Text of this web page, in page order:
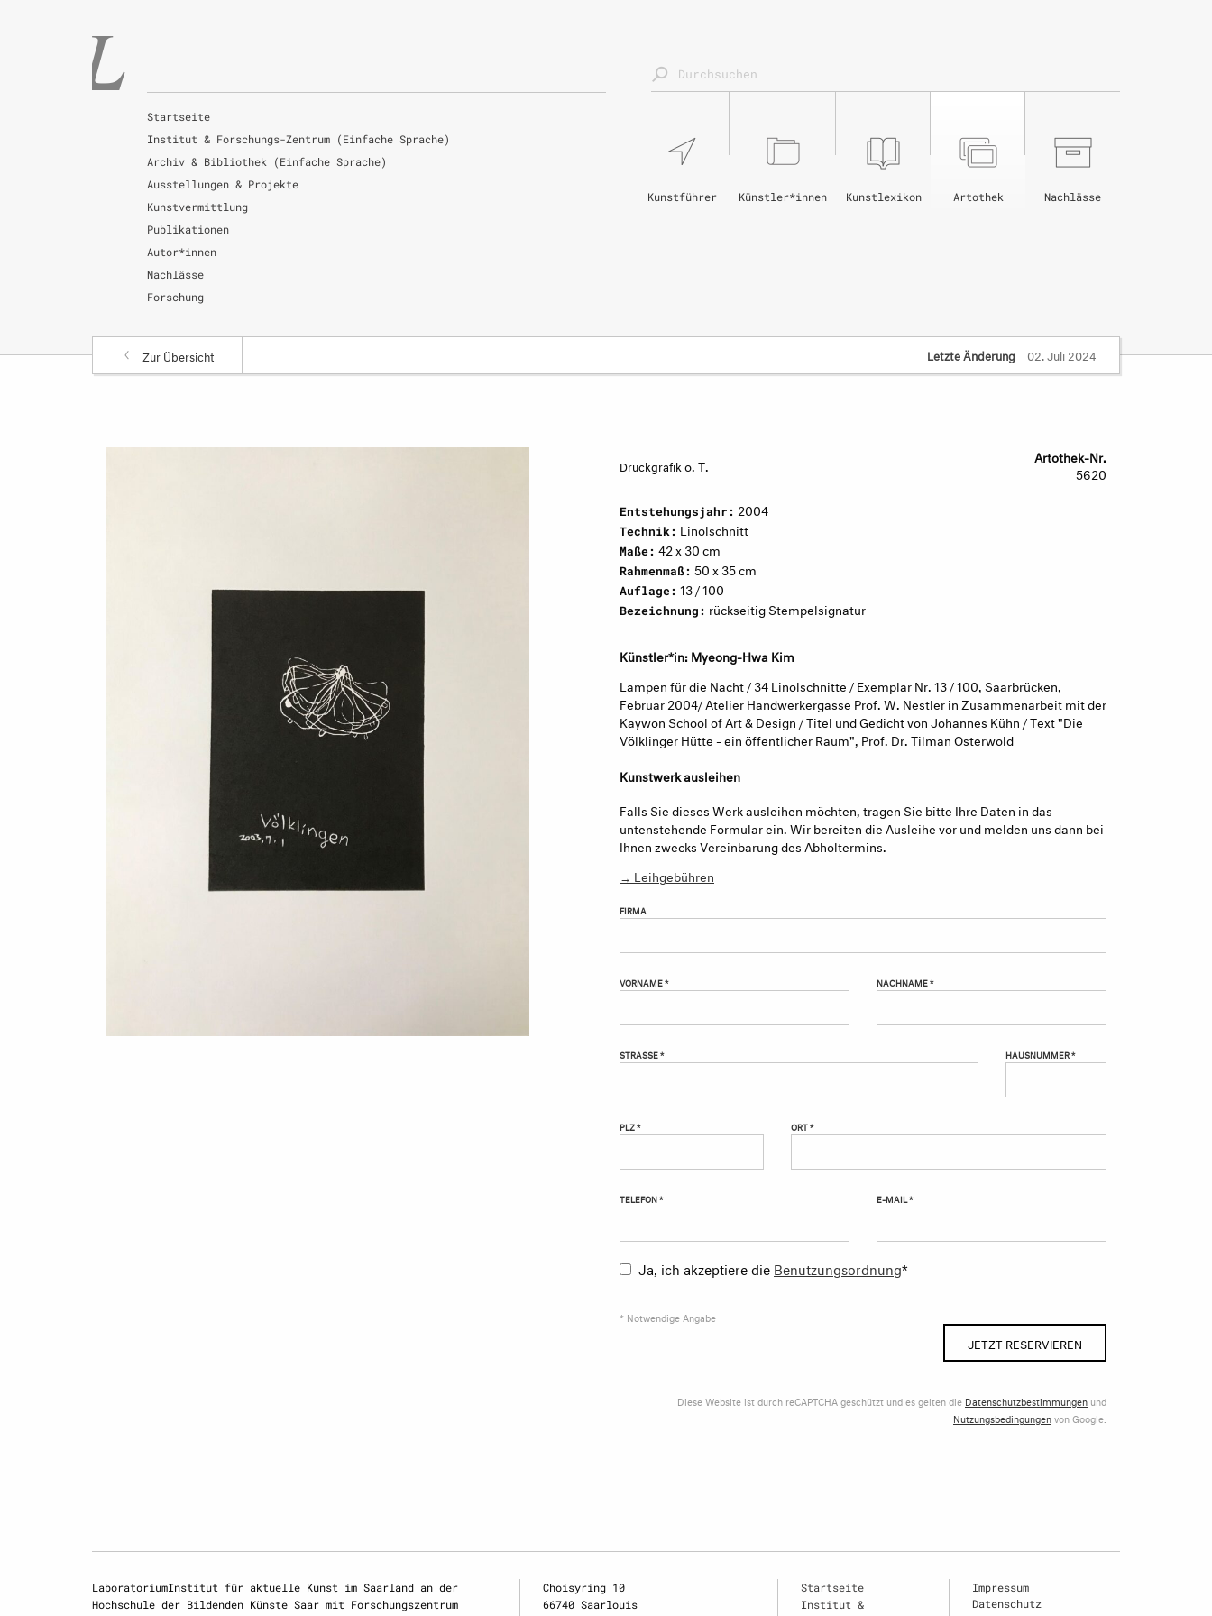
Startseite
Institut & Forschungs-Zentrum (Einfache Sprache)
Archiv & Bibliothek (Einfache Sprache)
Ausstellungen & Projekte
Kunstvermittlung
Publikationen
Autor*innen
Nachlässe
Forschung
Nachlässe
Artothek
Kunstlexikon
Künstler*innen
Kunstführer
Zur Übersicht Letzte Änderung 02. Juli 2024
Druckgrafik o. T.
Artothek-Nr.
5620
Entstehungsjahr: 2004
Technik: Linolschnitt
Maße: 42 x 30 cm
Rahmenmaß: 50 x 35 cm
Auflage: 13 / 100
Bezeichnung: rückseitig Stempelsignatur
Künstler*in: Myeong-Hwa Kim
Lampen für die Nacht / 34 Linolschnitte / Exemplar Nr. 13 / 100, Saarbrücken,
Februar 2004/ Atelier Handwerkergasse Prof. W. Nestler in Zusammenarbeit mit der
Kaywon School of Art & Design / Titel und Gedicht von Johannes Kühn / Text "Die
Völklinger Hütte - ein öffentlicher Raum", Prof. Dr. Tilman Osterwold
Kunstwerk ausleihen
Falls Sie dieses Werk ausleihen möchten, tragen Sie bitte Ihre Daten in das
untenstehende Formular ein. Wir bereiten die Ausleihe vor und melden uns dann bei
Ihnen zwecks Vereinbarung des Abholtermins.
→ Leihgebühren
FIRMA
VORNAME * NACHNAME *
STRASSE * HAUSNUMMER *
PLZ * ORT *
TELEFON * E-MAIL *
Ja, ich akzeptiere die Benutzungsordnung*
* Notwendige Angabe
JETZT RESERVIEREN
Diese Website ist durch reCAPTCHA geschützt und es gelten die Datenschutzbestimmungen und
Nutzungsbedingungenvon Google.
LaboratoriumInstitut für aktuelle Kunst im Saarland an der
Hochschule der Bildenden Künste Saar mit Forschungszentrum
Choisyring 10
66740 Saarlouis
Startseite
Institut &
Impressum
Datenschutz